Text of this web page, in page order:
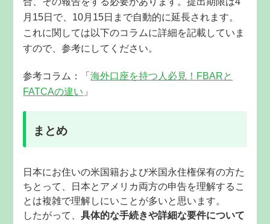
月15日で、10月15日まで自動的に延長されます。
これに関しては以下のコラムに詳細を記載していま
すので、参考にしてください。
参考コラム：「海外口座を持つ人必見！FBARと
FATCAの違い 」
まとめ
日本にお住いの米国籍および米国永住権保有の方た
ち とって、日本とアメリカ両方の申告を理解するこ
とは複雑で理解しにいことが多いと思います。
したがって、具体的な手続きや詳細な要件について